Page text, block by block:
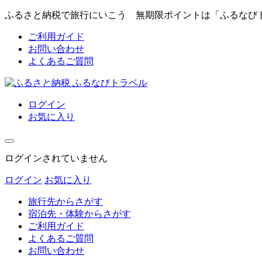
ふるさと納税で旅行にいこう 無期限ポイントは「ふるなび
ご利用ガイド
お問い合わせ
よくあるご質問
ログイン
お気に入り
ログインされていません
ログイン お気に入り
旅行先からさがす
宿泊先・体験からさがす
ご利用ガイド
よくあるご質問
お問い合わせ